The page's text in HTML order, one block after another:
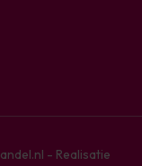
- Realisatie